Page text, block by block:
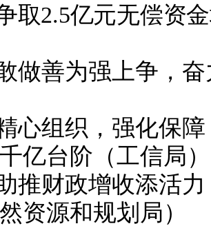
取2.5亿元无偿资
做善为强上争，
心组织，强化保
亿台阶 （工信局）
推财政增收添活
资源和规划局）